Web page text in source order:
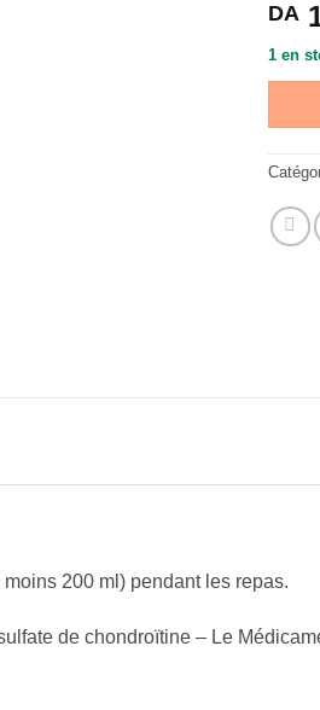
DA
1 en
200 ml) pendant les repas.
de chondroïtine – Le